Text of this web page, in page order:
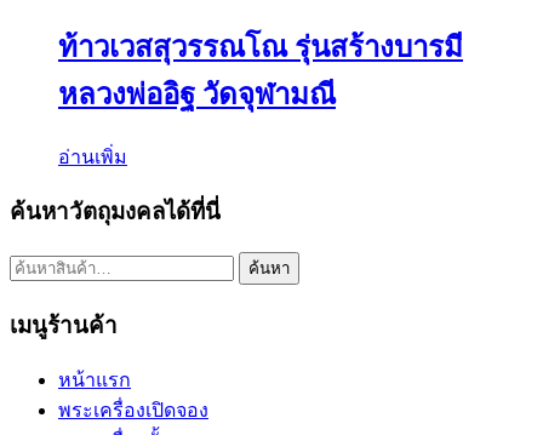
ท้าวเวสสุวรรณโณ รุ่นสร้างบารมี
หลวงพ่ออิฐ วัดจุฬามณี
อ่านเพิ่ม
ค้นหาวัตถุมงคลได้ที่นี่
ค้นหา: ค้นหา
เมนูร้านค้า
หน้าแรก
พระเครื่องเปิดจอง